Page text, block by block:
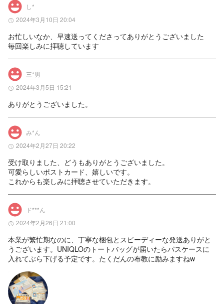
し*
2024年3月10日 20:04
お忙しいなか、早速送ってくださってありがとうございました
毎回楽しみに拝聴しています
三*男
2024年3月5日 15:21
ありがとうございました。
み*ん
2024年2月27日 20:22
受け取りました、どうもありがとうございました。
可愛らしいポストカード、嬉しいです。
これからも楽しみに拝聴させていただきます。
ド***ん
2024年2月26日 21:00
本業が繁忙期なのに、丁寧な梱包とスピーディーな発送ありがと
うございます。UNIQLOのトートバッグが届いたらパスケースに
入れてぶら下げる予定です。たくだんの布教に励みますねw